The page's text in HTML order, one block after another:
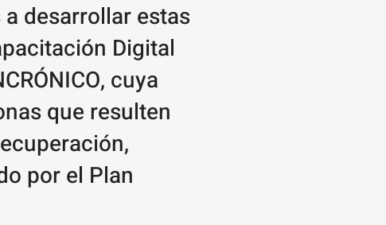
desarrollar estas
Digital
cuya
que resulten
por el Plan